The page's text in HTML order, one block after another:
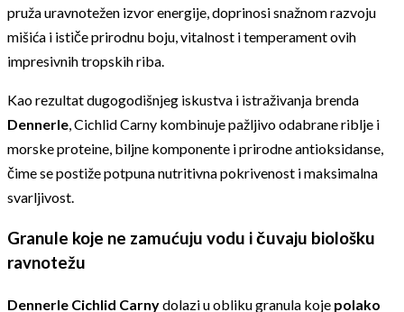
pruža uravnotežen izvor energije, doprinosi snažnom razvoju
mišića i ističe prirodnu boju, vitalnost i temperament ovih
impresivnih tropskih riba.
Kao rezultat dugogodišnjeg iskustva i istraživanja brenda
Dennerle, Cichlid Carny kombinuje pažljivo odabrane riblje i
morske proteine, biljne komponente i prirodne antioksidanse,
čime se postiže potpuna nutritivna pokrivenost i maksimalna
svarljivost.
Granule koje ne zamućuju vodu i čuvaju biološku
ravnotežu
Dennerle Cichlid Carnydolazi u obliku granula koje polako